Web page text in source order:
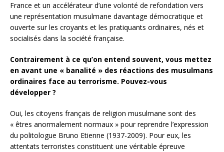
France et un accélérateur d’une volonté de refondation vers
une représentation musulmane davantage démocratique et
ouverte sur les croyants et les pratiquants ordinaires, nés et
socialisés dans la société française.
Contrairement à ce qu’on entend souvent, vous mettez
en avant une « banalité » des réactions des musulmans
ordinaires face au terrorisme. Pouvez-vous
développer ?
Oui, les citoyens français de religion musulmane sont des
« êtres anormalement normaux » pour reprendre l’expression
du politologue Bruno Etienne (1937-2009). Pour eux, les
attentats terroristes constituent une véritable épreuve